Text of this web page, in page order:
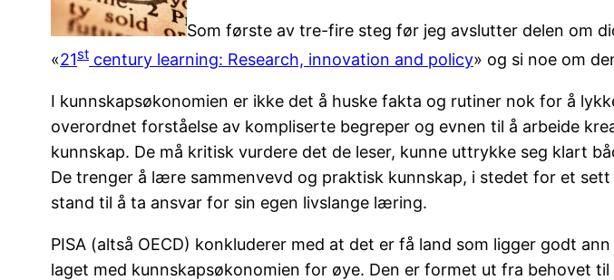
Som første av tre-fire steg før jeg avslutter delen om
«21st century learning: Research, innovation and policy» og si noe om
I kunnskapsøkonomien er ikke det å huske fakta og rutiner nok for å
overordnet forståelse av kompliserte begreper og evnen til å arbeide
kunnskap. De må kritisk vurdere det de leser, kunne uttrykke seg klart
De trenger å lære sammenvevd og praktisk kunnskap, i stedet for et
stand til å ta ansvar for sin egen livslange læring.
PISA (altså OECD) konkluderer med at det er få land som ligger godt
laget med kunnskapsøkonomien for øye. Den er formet ut fra behovet